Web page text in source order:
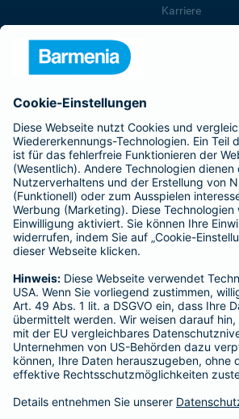
Karriere
Barmenia ist Teil der
BELIEBTE SEITEN
Kranken-
Tierversicherungen
Haftpflichtversicherung
Hausratversicherung
Adresse ändern
Schaden melden
Serviceübersicht